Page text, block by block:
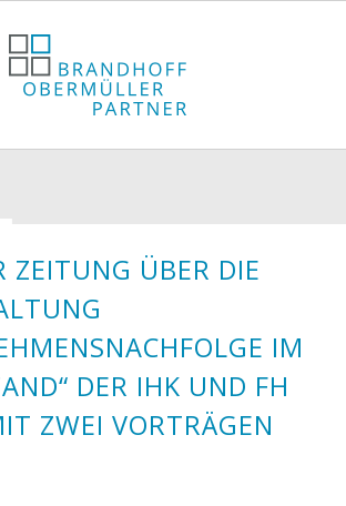
ZEITUNG ÜBER DIE
IM
DER IHK UND FH
ZWEI VORTRÄGEN